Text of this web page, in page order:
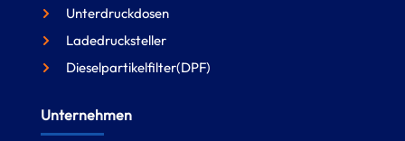
Unterdruckdosen
Ladedrucksteller
Dieselpartikelfilter(DPF)
Unternehmen